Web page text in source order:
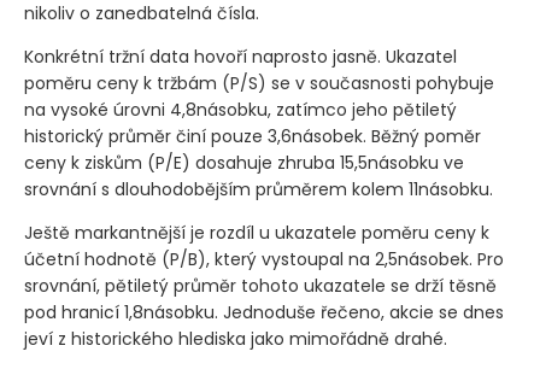
nikoliv o zanedbatelná čísla.
Konkrétní tržní data hovoří naprosto jasně. Ukazatel
poměru ceny k tržbám (P/S) se v současnosti pohybuje
na vysoké úrovni 4,8násobku, zatímco jeho pětiletý
historický průměr činí pouze 3,6násobek. Běžný poměr
ceny k ziskům (P/E) dosahuje zhruba 15,5násobku ve
srovnání s dlouhodobějším průměrem kolem 11násobku.
Ještě markantnější je rozdíl u ukazatele poměru ceny k
účetní hodnotě (P/B), který vystoupal na 2,5násobek. Pro
srovnání, pětiletý průměr tohoto ukazatele se drží těsně
pod hranicí 1,8násobku. Jednoduše řečeno, akcie se dnes
jeví z historického hlediska jako mimořádně drahé.